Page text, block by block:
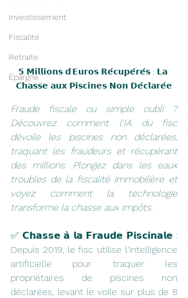
Investissement
Fiscalité
Retraite
Épargne
𝟱 𝗠𝗶𝗹𝗹𝗶𝗼𝗻𝘀 𝗱'𝗘𝘂𝗿𝗼𝘀 𝗥𝗲́𝗰𝘂𝗽𝗲́𝗿𝗲́𝘀 : 𝗟𝗮
𝗖𝗵𝗮𝘀𝘀𝗲 𝗮𝘂𝘅 𝗣𝗶𝘀𝗰𝗶𝗻𝗲𝘀 𝗡𝗼𝗻 𝗗𝗲́𝗰𝗹𝗮𝗿𝗲́𝗲
Fraude fiscale ou simple oubli ?
Découvrez comment l'IA du fisc
dévoile les piscines non déclarées,
traquant les fraudeurs et récupérant
des millions. Plongez dans les eaux
troubles de la fiscalité immobilière et
voyez comment la technologie
transforme la chasse aux impôts.
✅ 𝗖𝗵𝗮𝘀𝘀𝗲 𝗮̀ 𝗹𝗮 𝗙𝗿𝗮𝘂𝗱𝗲 𝗣𝗶𝘀𝗰𝗶𝗻𝗮𝗹𝗲 :
Depuis 2019, le fisc utilise l'intelligence
artificielle pour traquer les
propriétaires de piscines non
déclarées, levant le voile sur plus de 8